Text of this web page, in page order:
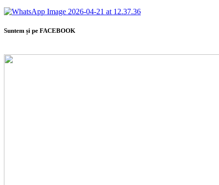
Suntem și pe FACEBOOK